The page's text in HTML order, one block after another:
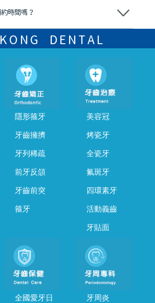
時間嗎？
或whatsapp聯絡我們，告知我們你原本預約
重新預約的日期及時段DENTAL
隱形箍牙
牙齒擁擠
牙列稀疏
前牙反頜
牙齒前突
箍牙
美容冠
烤瓷牙
全瓷牙
氟斑牙
四環素牙
活動義齒
牙貼面
全國愛牙日 牙周炎